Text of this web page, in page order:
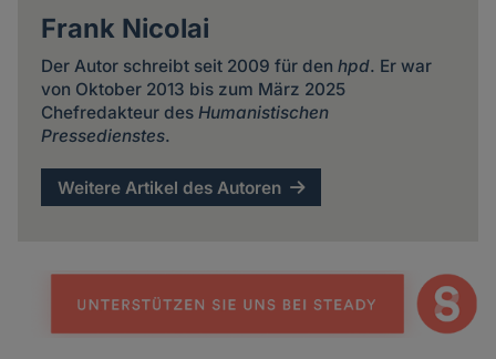
Frank Nicolai
Der Autor schreibt seit 2009 für den hpd. Er war
von Oktober 2013 bis zum März 2025
Chefredakteur des Humanistischen
Pressedienstes.
Weitere Artikel des Autoren